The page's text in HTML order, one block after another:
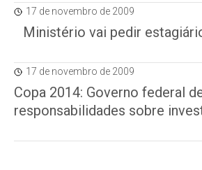
17 de novembro de 2009
Ministério vai pedir
17 de novembro de 2009
Copa 2014: Governo federal
responsabilidades sobre